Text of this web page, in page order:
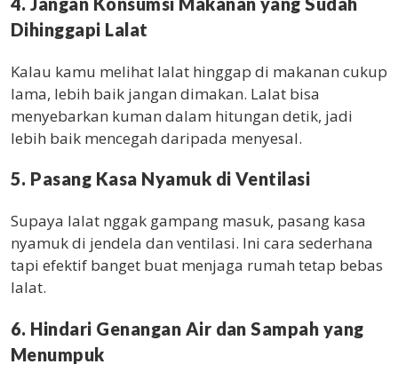
Dihinggapi Lalat
Kalau kamu melihat lalat hinggap di makanan cukup
lama, lebih baik jangan dimakan. Lalat bisa
menyebarkan kuman dalam hitungan detik, jadi
lebih baik mencegah daripada menyesal.
5. Pasang Kasa Nyamuk di Ventilasi
Supaya lalat nggak gampang masuk, pasang kasa
nyamuk di jendela dan ventilasi. Ini cara sederhana
tapi efektif banget buat menjaga rumah tetap bebas
lalat.
6. Hindari Genangan Air dan Sampah yang
Menumpuk